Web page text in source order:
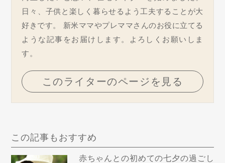
日々、子供と楽しく暮らせるよう工夫することが大
好きです。 新米ママやプレママさんのお役に立てる
ような記事をお届けします。よろしくお願いしま
す。
このライターのページを見る
この記事もおすすめ
赤ちゃんとの初めての七夕の過ごし